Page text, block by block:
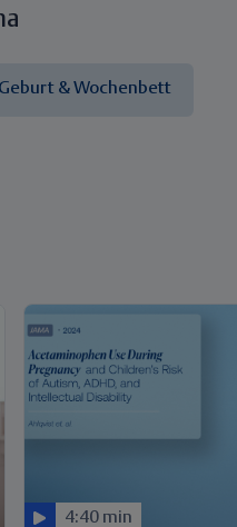
& Wochenbett
4:40 min